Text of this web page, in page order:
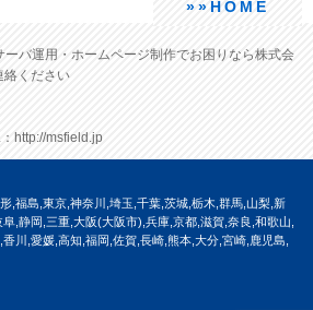
»»HOME
バ運用・ホームページ制作でお困りなら株式会
絡ください
http://msfield.jp
,福島,東京,神奈川,埼玉,千葉,茨城,栃木,群馬,山梨,新
,静岡,三重,大阪(大阪市),兵庫,京都,滋賀,奈良,和歌山,
川,愛媛,高知,福岡,佐賀,長崎,熊本,大分,宮崎,鹿児島,